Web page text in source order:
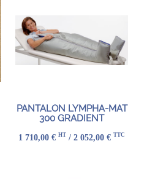
PANTALON LYMPHA-MAT
300 GRADIENT
1 710,00 € HT / 2 052,00 € TTC